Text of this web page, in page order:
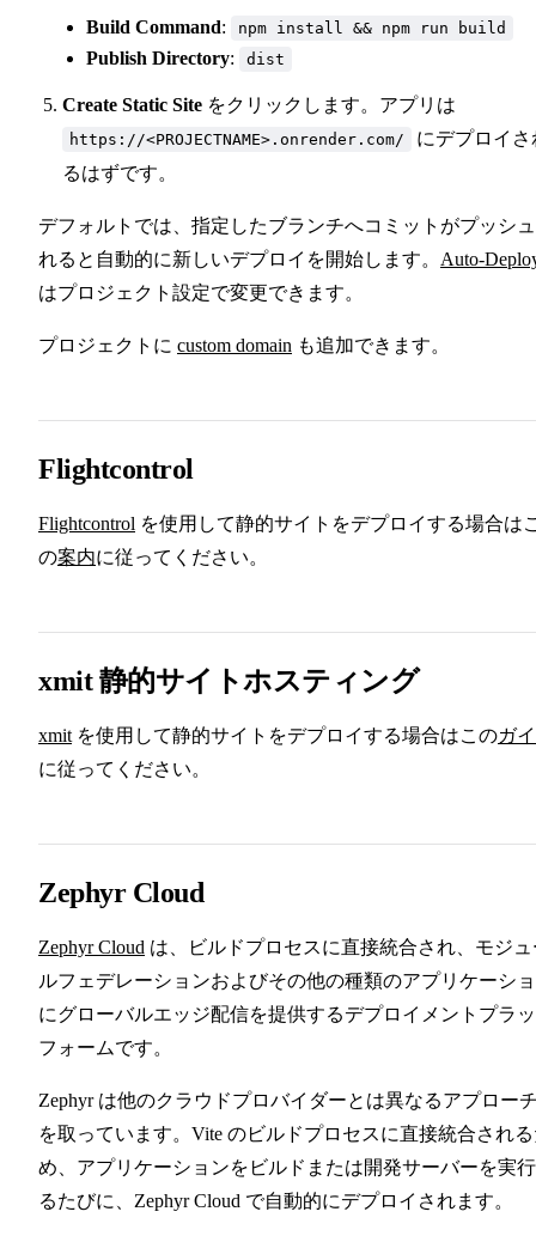
Build Command: npm install && npm run build
Publish Directory: dist
Create Static Site をクリックします。アプリは
https://<PROJECTNAME>.onrender.com/
にデプロイさ
るはずです。
デフォルトでは、指定したブランチへコミットがプッシ
れると自動的に新しいデプロイを開始します。 Auto-
はプロジェクト設定で変更できます。
プロジェクトに custom domain も追加できます。
Flightcontrol
Flightcontrol を使用して静的サイトをデプロイする場合は
の案内に従ってください。
xmit 静的サイトホスティング
xmit を使用して静的サイトをデプロイする場合はこのガ
に従ってください。
Zephyr Cloud
Zephyr Cloud は、ビルドプロセスに直接統合され、モジュ
ルフェデレーションおよびその他の種類のアプリケーシ
にグローバルエッジ配信を提供するデプロイメントプラ
フォームです。
Zephyr は他のクラウドプロバイダーとは異なるアプロー
を取っています。Vite のビルドプロセスに直接統合され
め、アプリケーションをビルドまたは開発サーバーを実
るたびに、Zephyr Cloud で自動的にデプロイされます。